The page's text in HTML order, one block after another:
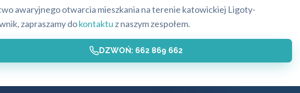
awaryjnego otwarcia mieszkania na terenie katowickiej Ligoty-
zapraszamy dokontaktu z naszym zespołem.
DZWOŃ: 662 869 662